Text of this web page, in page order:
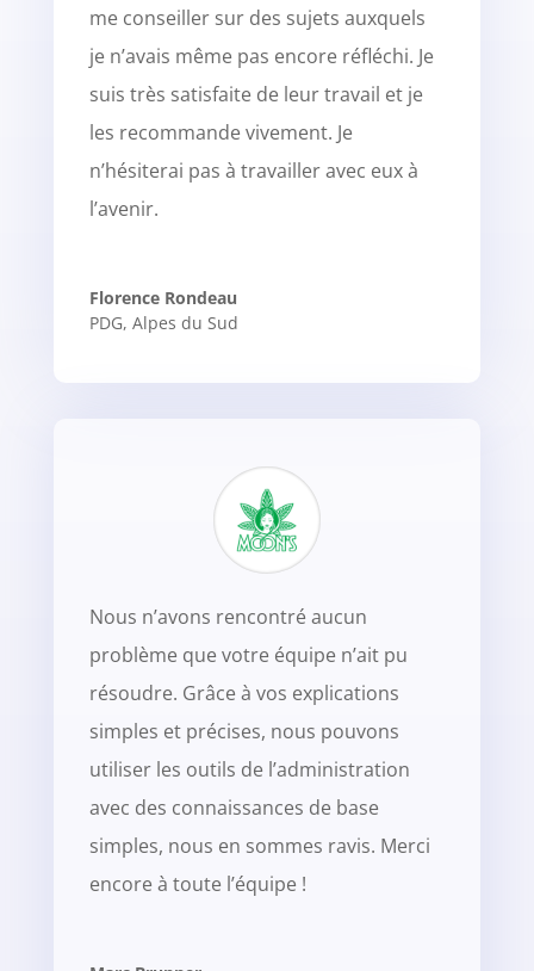
me conseiller sur des sujets auxquels
je n’avais même pas encore réfléchi. Je
suis très satisfaite de leur travail et je
les recommande vivement. Je
n’hésiterai pas à travailler avec eux à
l’avenir.
Florence Rondeau
PDG, Alpes du Sud
Nous n’avons rencontré aucun
problème que votre équipe n’ait pu
résoudre. Grâce à vos explications
simples et précises, nous pouvons
utiliser les outils de l’administration
avec des connaissances de base
simples, nous en sommes ravis. Merci
encore à toute l’équipe !